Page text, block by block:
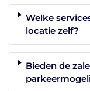
Welke
locatie zelf?
Bieden de